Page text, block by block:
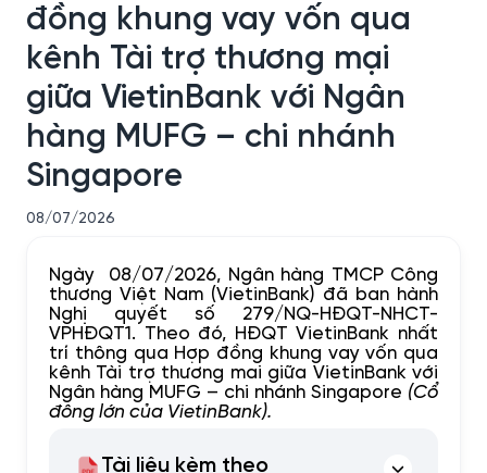
đồng khung vay vốn qua
kênh Tài trợ thương mại
giữa VietinBank với Ngân
hàng MUFG – chi nhánh
Singapore
08/07/2026
Ngày 08/07/2026, Ngân hàng TMCP Công
thương Việt Nam (VietinBank) đã ban hành
Nghị quyết số 279/NQ-HĐQT-NHCT-
VPHĐQT1. Theo đó, HĐQT VietinBank nhất
trí thông qua Hợp đồng khung vay vốn qua
kênh Tài trợ thương mai giữa VietinBank với
Ngân hàng MUFG – chi nhánh Singapore (Cổ
đông lớn của VietinBank).
Tài liệu kèm theo